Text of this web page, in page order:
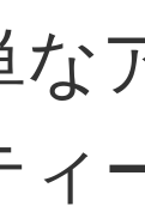
な
ィ